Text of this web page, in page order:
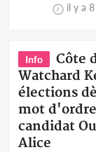
il y a
Info
Côte
Watchard
élections
mot
candidat
Alice